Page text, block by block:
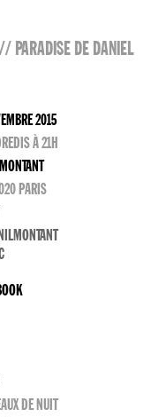
PARADISE DE DANIEL
2015
À 21H
PARIS
DE NUIT